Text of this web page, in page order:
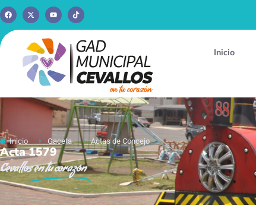
Inicio
Inicio Gaceta Actas de Concejo
Acta 1579
Cevallosen tu corazón